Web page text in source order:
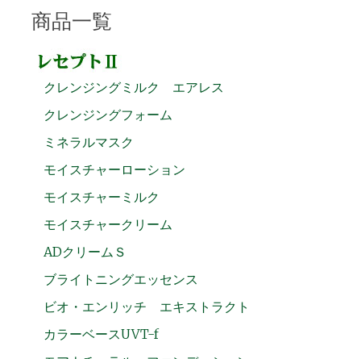
商品一覧
クレンジングミルク エアレス
クレンジングフォーム
ミネラルマスク
モイスチャーローション
モイスチャーミルク
モイスチャークリーム
ADクリームＳ
ブライトニングエッセンス
ビオ・エンリッチ エキストラクト
カラーベースUVT-f